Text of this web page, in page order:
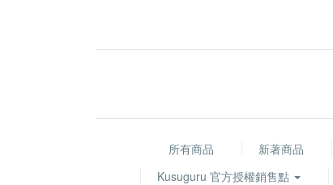
所有商品 新著商品
Kusuguru 官方授權銷售點